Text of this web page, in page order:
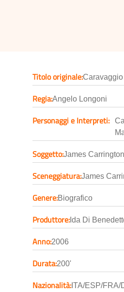
Titolo originale:Caravaggio
Regia:Angelo Longoni
Personaggi e Interpreti:
Soggetto:James
Sceneggiatura:James
Genere:Biografico
Produttore: Ida Di
Anno:2006
Durata:200'
Nazionalità: ITA/ESP/FRA/